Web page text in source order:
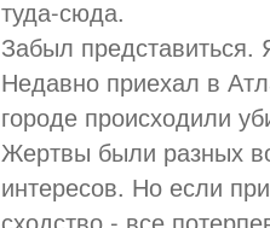
туда-сюда.
Забыл
Недавно приехал в
городе происходили
Жертвы были разных
интересов. Но если